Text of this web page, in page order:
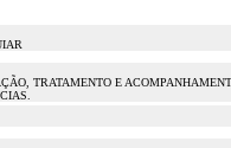
TRATAMENTO E